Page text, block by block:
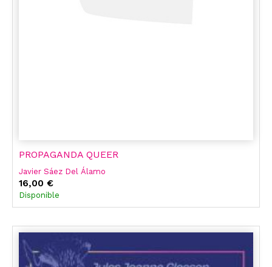
PROPAGANDA QUEER
Javier Sáez Del Álamo
16,00 €
Disponible